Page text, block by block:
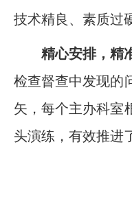
技术精良、素质过
精心安排，精
检查督查中发现的
矢，每个主办科室
头演练，有效推进